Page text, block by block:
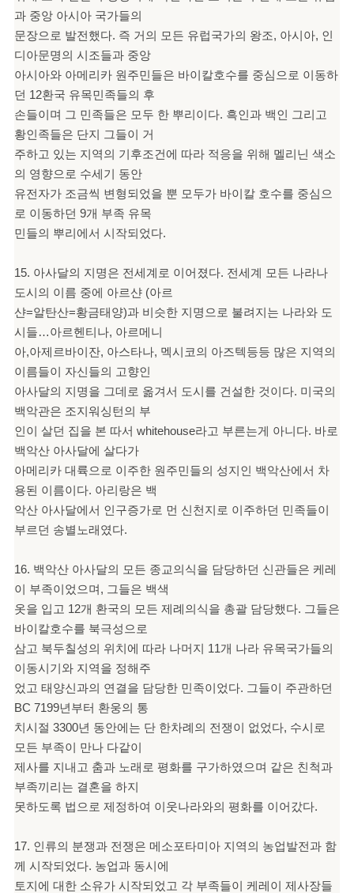
과 중앙 아시아 국가들의
문장으로 발전했다. 즉 거의 모든 유럽국가의 왕조, 아시아, 인
디아문명의 시조들과 중앙
아시아와 아메리카 원주민들은 바이칼호수를 중심으로 이동하
던 12환국 유목민족들의 후
손들이며 그 민족들은 모두 한 뿌리이다. 흑인과 백인 그리고
황인족들은 단지 그들이 거
주하고 있는 지역의 기후조건에 따라 적응을 위해 멜리닌 색소
의 영향으로 수세기 동안
유전자가 조금씩 변형되었을 뿐 모두가 바이칼 호수를 중심으
로 이동하던 9개 부족 유목
민들의 뿌리에서 시작되었다.
15. 아사달의 지명은 전세계로 이어졌다. 전세계 모든 나라나
도시의 이름 중에 아르샨 (아르
샨=알탄산=황금태양)과 비슷한 지명으로 불려지는 나라와 도
시들…아르헨티나, 아르메니
아,아제르바이잔, 아스타나, 멕시코의 아즈텍등등 많은 지역의
이름들이 자신들의 고향인
아사달의 지명을 그데로 옮겨서 도시를 건설한 것이다. 미국의
백악관은 조지워싱턴의 부
인이 살던 집을 본 따서 whitehouse라고 부른는게 아니다. 바로
백악산 아사달에 살다가
아메리카 대륙으로 이주한 원주민들의 성지인 백악산에서 차
용된 이름이다. 아리랑은 백
악산 아사달에서 인구증가로 먼 신천지로 이주하던 민족들이
부르던 송별노래였다.
16. 백악산 아사달의 모든 종교의식을 담당하던 신관들은 케레
이 부족이었으며, 그들은 백색
옷을 입고 12개 환국의 모든 제례의식을 총괄 담당했다. 그들은
바이칼호수를 북극성으로
삼고 북두칠성의 위치에 따라 나머지 11개 나라 유목국가들의
이동시기와 지역을 정해주
었고 태양신과의 연결을 담당한 민족이었다. 그들이 주관하던
BC 7199년부터 환웅의 통
치시절 3300년 동안에는 단 한차례의 전쟁이 없었다, 수시로
모든 부족이 만나 다같이
제사를 지내고 춤과 노래로 평화를 구가하였으며 같은 친척과
부족끼리는 결혼을 하지
못하도록 법으로 제정하여 이웃나라와의 평화를 이어갔다.
17. 인류의 분쟁과 전쟁은 메소포타미아 지역의 농업발전과 함
께 시작되었다. 농업과 동시에
토지에 대한 소유가 시작되었고 각 부족들이 케레이 제사장들